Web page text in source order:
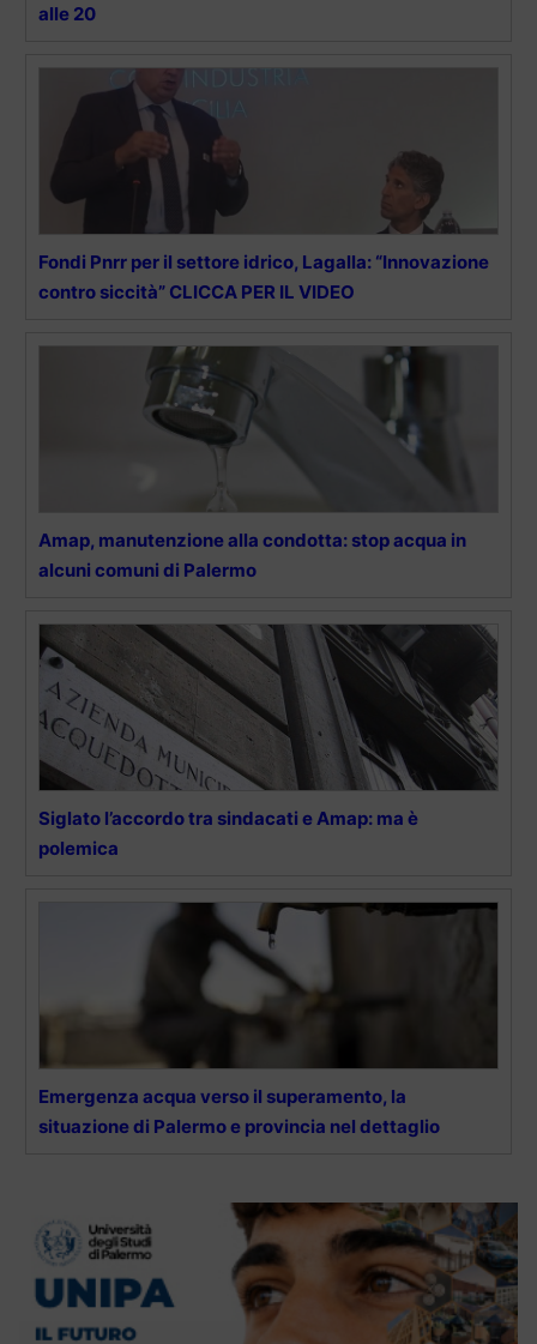
alle 20
Fondi Pnrr per il settore idrico, Lagalla: “Innovazione
contro siccità” CLICCA PER IL VIDEO
Amap, manutenzione alla condotta: stop acqua in
alcuni comuni di Palermo
Siglato l’accordo tra sindacati e Amap: ma è
polemica
Emergenza acqua verso il superamento, la
situazione di Palermo e provincia nel dettaglio